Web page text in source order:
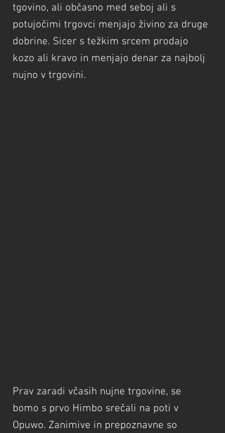
tgovino, ali občasno med seboj ali s
potujočimi trgovci menjajo živino za druge
dobrine. Sicer s težkim srcem prodajo
kozo ali kravo in menjajo denar za najbolj
nujno v trgovini.
Prav zaradi včasih nujne trgovine, se
bomo s prvo Himbo srečali na poti v
Opuwo. Zanimive in prepoznavne so